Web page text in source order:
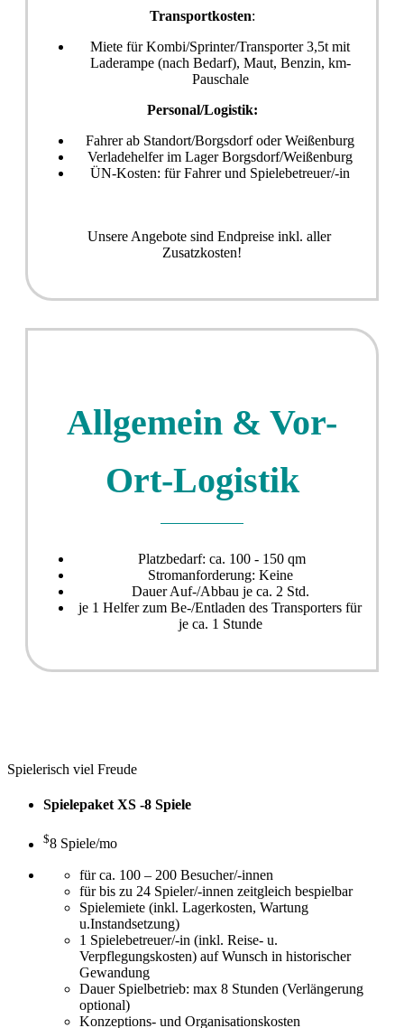
Transportkosten:
Miete für Kombi/Sprinter/Transporter 3,5t mit
Laderampe (nach Bedarf), Maut, Benzin, km-
Pauschale
Personal/Logistik:
Fahrer ab Standort/Borgsdorf oder Weißenburg
Verladehelfer im Lager Borgsdorf/Weißenburg
ÜN-Kosten: für Fahrer und Spielebetreuer/-in
Unsere Angebote sind Endpreise inkl. aller
Zusatzkosten!
Allgemein & Vor-
Ort-Logistik
Platzbedarf: ca. 100 - 150 qm
Stromanforderung: Keine
Dauer Auf-/Abbau je ca. 2 Std.
je 1 Helfer zum Be-/Entladen des Transporters für
je ca. 1 Stunde
Spielerisch viel Freude
Spielepaket XS -8 Spiele
$8 Spiele/mo
für ca. 100 – 200 Besucher/-innen
für bis zu 24 Spieler/-innen zeitgleich bespielbar
Spielemiete (inkl. Lagerkosten, Wartung
u.Instandsetzung)
1 Spielebetreuer/-in (inkl. Reise- u.
Verpflegungskosten) auf Wunsch in historischer
Gewandung
Dauer Spielbetrieb: max 8 Stunden (Verlängerung
optional)
Konzeptions- und Organisationskosten